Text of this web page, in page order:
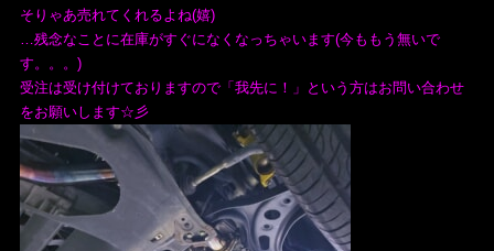
そりゃあ売れてくれるよね(嬉)
…残念なことに在庫がすぐになくなっちゃいます(今ももう無いで
す。。。)
受注は受け付けておりますので「我先に！」という方はお問い合わせ
をお願いします☆彡